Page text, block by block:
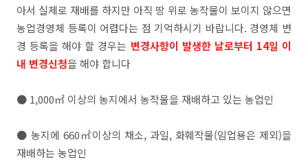
아서 실제로 재배를 하지만 아직 땅 위로 농작물이 보이지 않으면
농업경영체 등록이 어렵다는 점 기억하시기 바랍니다. 경영체 변
경 등록을 해야 할 경우는 변경사항이 발생한 날로부터 14일 이
내 변경신청을 해야 합니다
● 1,000㎡ 이상의 농지에서 농작물을 재배하고 있는 농업인
● 농지에 660㎡이상의 채소, 과일, 화훼작물(임업용은 제외)을
재배하는 농업인